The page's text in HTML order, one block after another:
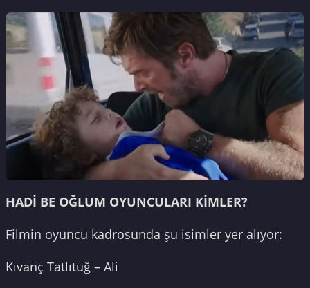
HADİ BE OĞLUM OYUNCULARI KİMLER?
Filmin oyuncu kadrosunda şu isimler yer alıyor:
Kıvanç Tatlıtuğ – Ali